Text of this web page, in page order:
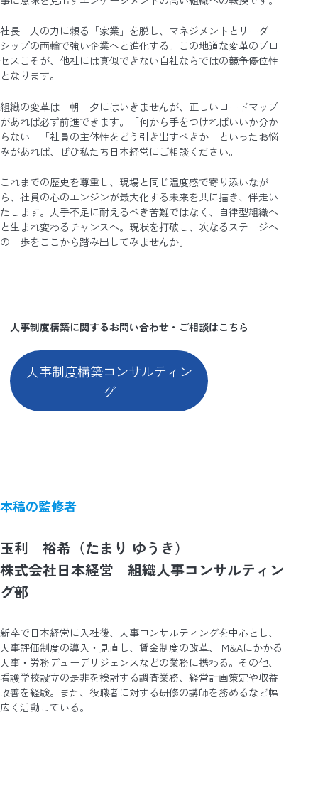
社長一人の力に頼る「家業」を脱し、マネジメントとリーダー
シップの両輪で強い企業へと進化する。この地道な変革のプロ
セスこそが、他社には真似できない自社ならではの競争優位性
となります。
組織の変革は一朝一夕にはいきませんが、正しいロードマップ
があれば必ず前進できます。「何から手をつければいいか分か
らない」「社員の主体性をどう引き出すべきか」といったお悩
みがあれば、ぜひ私たち日本経営にご相談ください。
これまでの歴史を尊重し、現場と同じ温度感で寄り添いなが
ら、社員の心のエンジンが最大化する未来を共に描き、伴走い
たします。人手不足に耐えるべき苦難ではなく、自律型組織へ
と生まれ変わるチャンスへ。現状を打破し、次なるステージへ
の一歩をここから踏み出してみませんか。
人事制度構築に関するお問い合わせ・ご相談はこちら
人事制度構築コンサルティン
グ
本稿の監修者
玉利 裕希（たまり ゆうき）
株式会社日本経営 組織人事コンサルティン
グ部
新卒で日本経営に入社後、人事コンサルティングを中心とし、
人事評価制度の導入・見直し、賃金制度の改革、 M&Aにかかる
人事・労務デューデリジェンスなどの業務に携わる。その他、
看護学校設立の是非を検討する調査業務、経営計画策定や収益
改善を経験。また、役職者に対する研修の講師を務めるなど幅
広く活動している。